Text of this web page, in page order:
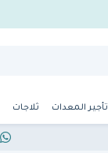
تأجير المعدات ثلاجات